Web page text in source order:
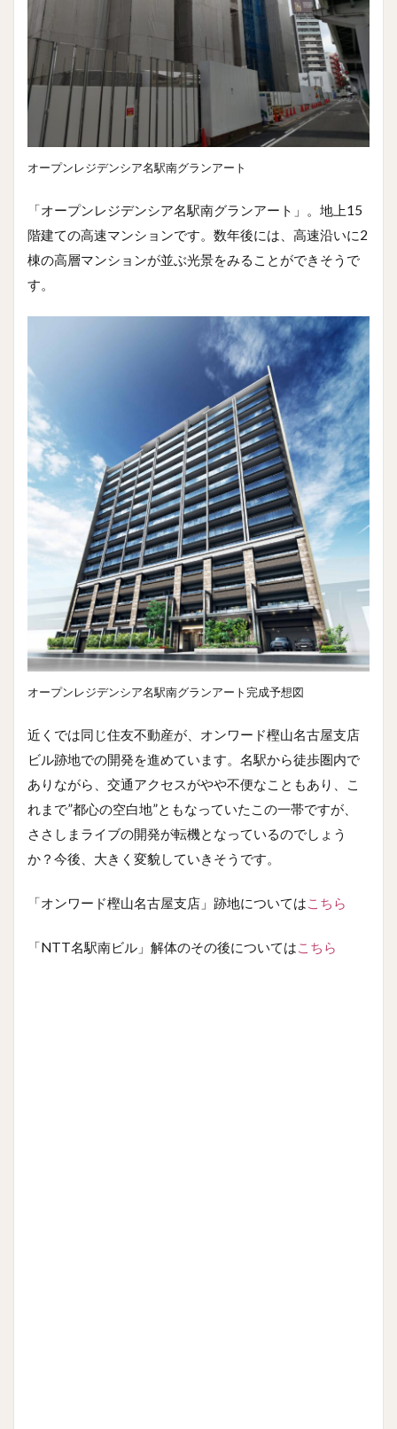
オープンレジデンシア名駅南グランアート
「オープンレジデンシア名駅南グランアート」。地上15
階建ての高速マンションです。数年後には、高速沿いに2
棟の高層マンションが並ぶ光景をみることができそうで
す。
オープンレジデンシア名駅南グランアート完成予想図
近くでは同じ住友不動産が、オンワード樫山名古屋支店
ビル跡地での開発を進めています。名駅から徒歩圏内で
ありながら、交通アクセスがやや不便なこともあり、こ
れまで”都心の空白地”ともなっていたこの一帯ですが、
ささしまライブの開発が転機となっているのでしょう
か？今後、大きく変貌していきそうです。
「オンワード樫山名古屋支店」跡地についてはこちら
「NTT名駅南ビル」解体のその後についてはこちら